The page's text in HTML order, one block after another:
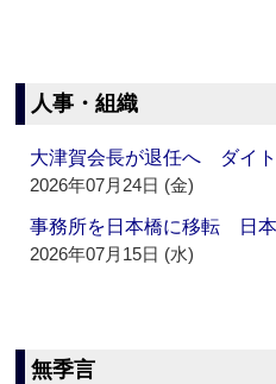
人事・組織
大津賀会長が退任へ ダイト
2026年07月24日 (金)
事務所を日本橋に移転 日
2026年07月15日 (水)
無季言